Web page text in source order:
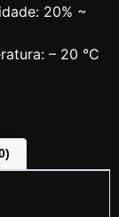
20% ~
– 20 ℃